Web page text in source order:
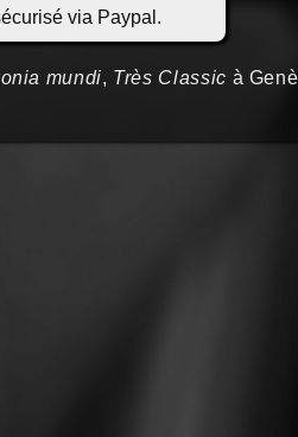
via Paypal.
mundi, Très Classic à